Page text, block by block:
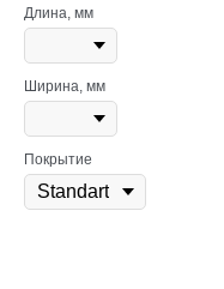
Длина, мм
Ширина, мм
Покрытие